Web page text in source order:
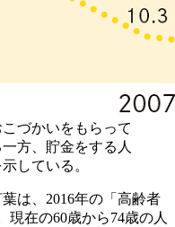
づかいをもらって
方、貯金をする人
している。
は、2016年の「高齢者
在の60歳から74歳の人